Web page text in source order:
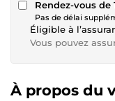
Rendez-vous de
Pas de délai
Éligible à
Vous pouvez
À propos du